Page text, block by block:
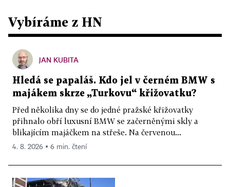
Vybíráme z HN
JAN KUBITA
Hledá se papaláš. Kdo jel v černém BMW s
majákem skrze „Turkovu“ křižovatku?
Před několika dny se do jedné pražské křižovatky
přihnalo obří luxusní BMW se začerněnými skly a
blikajícím majáčkem na střeše. Na červenou...
4. 8. 2026 ▪ 6 min. čtení